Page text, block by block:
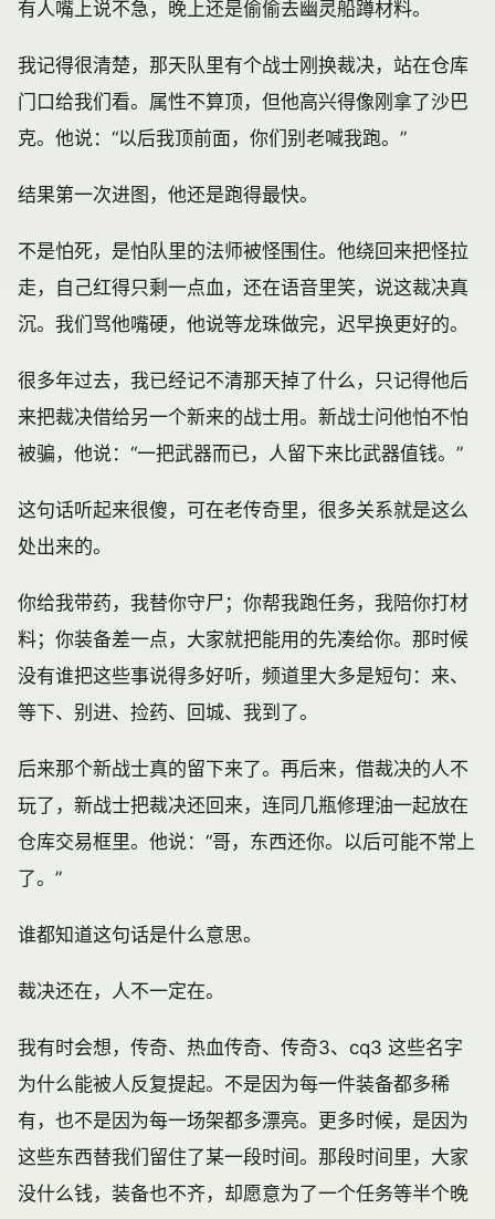
有人嘴上说不急，晚上还是偷偷去幽灵船蹲材料。
我记得很清楚，那天队里有个战士刚换裁决，站在仓库
门口给我们看。属性不算顶，但他高兴得像刚拿了沙巴
克。他说：“以后我顶前面，你们别老喊我跑。”
结果第一次进图，他还是跑得最快。
不是怕死，是怕队里的法师被怪围住。他绕回来把怪拉
走，自己红得只剩一点血，还在语音里笑，说这裁决真
沉。我们骂他嘴硬，他说等龙珠做完，迟早换更好的。
很多年过去，我已经记不清那天掉了什么，只记得他后
来把裁决借给另一个新来的战士用。新战士问他怕不怕
被骗，他说：“一把武器而已，人留下来比武器值钱。”
这句话听起来很傻，可在老传奇里，很多关系就是这么
处出来的。
你给我带药，我替你守尸；你帮我跑任务，我陪你打材
料；你装备差一点，大家就把能用的先凑给你。那时候
没有谁把这些事说得多好听，频道里大多是短句：来、
等下、别进、捡药、回城、我到了。
后来那个新战士真的留下来了。再后来，借裁决的人不
玩了，新战士把裁决还回来，连同几瓶修理油一起放在
仓库交易框里。他说：“哥，东西还你。以后可能不常上
了。”
谁都知道这句话是什么意思。
裁决还在，人不一定在。
我有时会想，传奇、 热血传奇、传奇3、 cq3 这些名字
为什么能被人反复提起。不是因为每一件装备都多稀
有，也不是因为每一场架都多漂亮。更多时候，是因为
这些东西替我们留住了某一段时间。那段时间里，大家
没什么钱，装备也不齐，却愿意为了一个任务等半个晚